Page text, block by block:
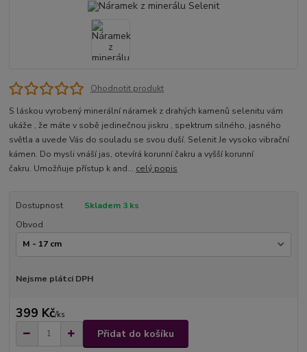
Ohodnotit produkt
S láskou vyrobený minerální náramek z drahých kamenů selenitu vám
ukáže , že máte v sobě jedinečnou jiskru , spektrum silného, jasného
světla a uvede Vás do souladu se svou duší. Selenit Je vysoko vibrační
kámen. Do mysli vnáší jas, otevírá korunní čakru a vyšší korunní
čakru. Umožňuje přístup k and... celý popis
Dostupnost
Skladem 3 ks
Obvod
Nejsme plátci DPH
399 Kč/ks
Přidat do košíku